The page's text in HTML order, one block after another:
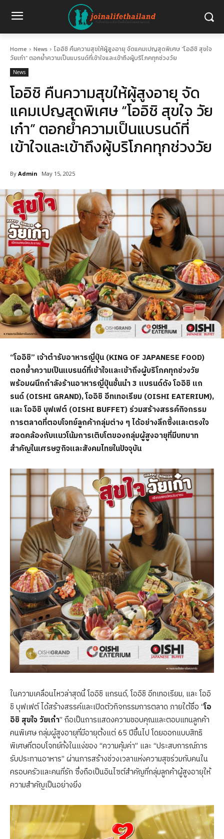
Home News
โออิชิ คืนความสุขให้ผู้สูงอายุ จัดแคมเปญสุดพิเศษ “โออิชิ สุขใจ
วัยเก๋า” ตอกย้ำความเป็นแบรนด์ที่เข้าใจและเข้าถึงผู้บริโภคทุกช่วงวัย
News
โออิชิ คืนความสุขให้ผู้สูงอายุ จัด
แคมเปญสุดพิเศษ “โออิชิ สุขใจ วัย
เก๋า” ตอกย้ำความเป็นแบรนด์ที่
เข้าใจและเข้าถึงผู้บริโภคทุกช่วงวัย
By Admin May 15, 2025
“โออิชิ” เจ้าตำรับอาหารญี่ปุ่น (KING OF JAPANESE FOOD)
ตอกย้ำความเป็นแบรนด์ที่เข้าใจและเข้าถึงผู้บริโภคทุกช่วงวัย
พร้อมผนึกกำลังร้านอาหารญี่ปุ่นชั้นนำ 3 แบรนด์ดัง โออิชิ แก
รนด์ (OISHI GRAND), โออิชิ อีทเทอเรียม (OISHI EATERIUM),
และ โออิชิ บุฟเฟต์ (OISHI BUFFET) ร่วมสร้างสรรค์กิจกรรม
การตลาดที่ตอบโจทย์ลูกค้ากลุ่มต่าง ๆ ได้อย่างลึกซึ้งและตรงใจ
สอดคล้องกับแนวโน้มการเติบโตของกลุ่มผู้สูงอายุที่มีบทบาท
สำคัญในเศรษฐกิจและสังคมไทยในปัจจุบัน
ในความเคลื่อนไหวล่าสุดนี้ โออิชิ แกรนด์, โออิชิ อีทเทอเรียม, และ โออิ
ชิ บุฟเฟต์ ได้สร้างสรรค์และเปิดตัวกิจกรรมการตลาด ภายใต้ชื่อ “โอ
อิชิ สุขใจ วัยเก๋า” ถือเป็นการแสดงความขอบคุณและตอบแทนลูกค้า
คนพิเศษ กลุ่มผู้สูงอายุที่มีอายุตั้งแต่ 65 ปีขึ้นไป โดยออกแบบสิทธิ
พิเศษที่ตอบโจทย์ทั้งในแง่ของ “ความคุ้มค่า” และ “ประสบการณ์การ
รับประทานอาหาร” ผ่านการสร้างช่วงเวลาแห่งความสุขร่วมกับคนใน
ครอบครัวและคนที่รัก ซึ่งถือเป็นอินไซต์สำคัญที่กลุ่มลูกค้าผู้สูงอายุให้
ความสำคัญเป็นอย่างยิ่ง